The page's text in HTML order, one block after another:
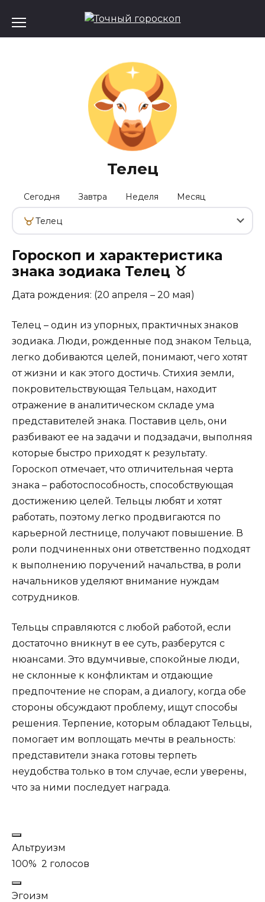
содержанию
Телец
Сегодня Завтра Неделя Месяц
Телец
Гороскоп и характеристика
знака зодиака Телец ♉
Дата рождения: (20 апреля – 20 мая)
Телец – один из упорных, практичных знаков
зодиака. Люди, рожденные под знаком Тельца,
легко добиваются целей, понимают, чего хотят
от жизни и как этого достичь. Стихия земли,
покровительствующая Тельцам, находит
отражение в аналитическом складе ума
представителей знака. Поставив цель, они
разбивают ее на задачи и подзадачи, выполняя
которые быстро приходят к результату.
Гороскоп отмечает, что отличительная черта
знака – работоспособность, способствующая
достижению целей. Тельцы любят и хотят
работать, поэтому легко продвигаются по
карьерной лестнице, получают повышение. В
роли подчиненных они ответственно подходят
к выполнению поручений начальства, в роли
начальников уделяют внимание нуждам
сотрудников.
Тельцы справляются с любой работой, если
достаточно вникнут в ее суть, разберутся с
нюансами. Это вдумчивые, спокойные люди,
не склонные к конфликтам и отдающие
предпочтение не спорам, а диалогу, когда обе
стороны обсуждают проблему, ищут способы
решения. Терпение, которым обладают Тельцы,
помогает им воплощать мечты в реальность:
представители знака готовы терпеть
неудобства только в том случае, если уверены,
что за ними последует награда.
Альтруизм
100% 2 голосов
Эгоизм